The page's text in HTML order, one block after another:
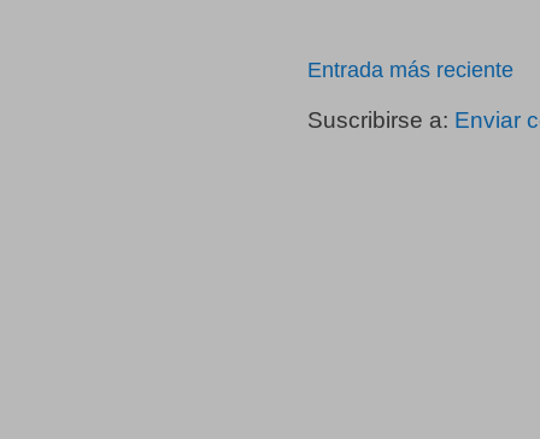
Entrada más reciente
Suscribirse a: Enviar